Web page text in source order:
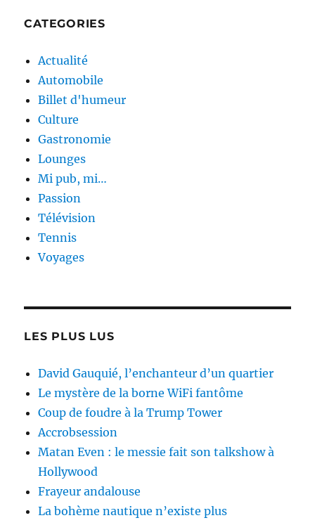
CATEGORIES
Actualité
Automobile
Billet d'humeur
Culture
Gastronomie
Lounges
Mi pub, mi…
Passion
Télévision
Tennis
Voyages
LES PLUS LUS
David Gauquié, l’enchanteur d’un quartier
Le mystère de la borne WiFi fantôme
Coup de foudre à la Trump Tower
Accrobsession
Matan Even : le messie fait son talkshow à
Hollywood
Frayeur andalouse
La bohème nautique n’existe plus